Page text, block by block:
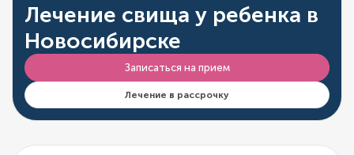
Лечение свища у ребенка в
Новосибирске
Записаться на прием
Лечение в рассрочку